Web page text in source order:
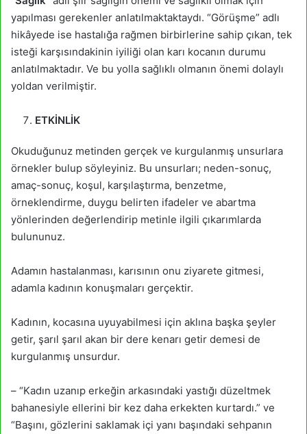
yapılması gerekenler anlatılmaktaktaydı. “Görüşme” adlı
hikâyede ise hastalığa rağmen birbirlerine sahip çıkan, tek
isteği karşısındakinin iyiliği olan karı kocanın durumu
anlatılmaktadır. Ve bu yolla sağlıklı olmanın önemi dolaylı
yoldan verilmiştir.
ETKİNLİK
Okuduğunuz metinden gerçek ve kurgulanmış unsurlara
örnekler bulup söyleyiniz. Bu unsurları; neden-sonuç,
amaç-sonuç, koşul, karşılaştırma, benzetme,
örneklendirme, duygu belirten ifadeler ve abartma
yönlerinden değerlendirip metinle ilgili çıkarımlarda
bulununuz.
Adamın hastalanması, karısının onu ziyarete gitmesi,
adamla kadının konuşmaları gerçektir.
Kadının, kocasına uyuyabilmesi için aklına başka şeyler
getir, şarıl şarıl akan bir dere kenarı getir demesi de
kurgulanmış unsurdur.
– “Kadın uzanıp erkeğin arkasındaki yastığı düzeltmek
bahanesiyle ellerini bir kez daha erkekten kurtardı.” ve
“Başını, gözlerini saklamak içi yanı başındaki sehpanın